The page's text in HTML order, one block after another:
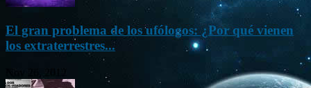
El gran problema de los ufólogos: ¿Por qué vienen
los extraterrestres...